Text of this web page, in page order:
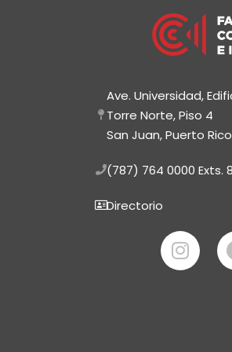
Ave. Universidad,
Torre Norte, Piso 4
San Juan, Puerto
(787) 764 0000 Exts.
Directorio